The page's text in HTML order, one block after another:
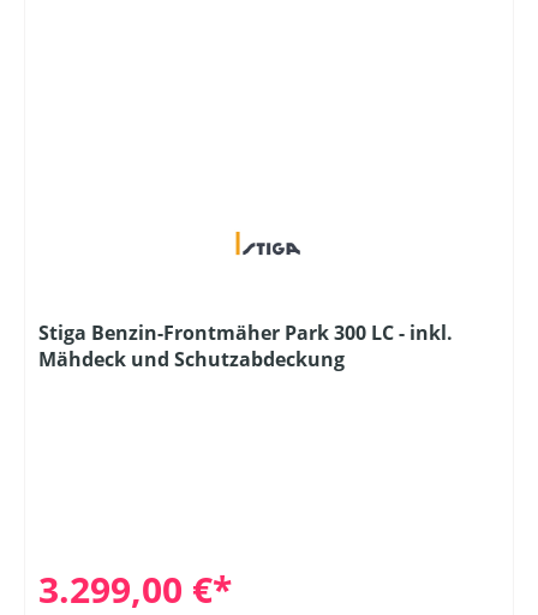
Stiga Benzin-Frontmäher Park 300 LC - inkl.
Mähdeck und Schutzabdeckung
3.299,00 €*